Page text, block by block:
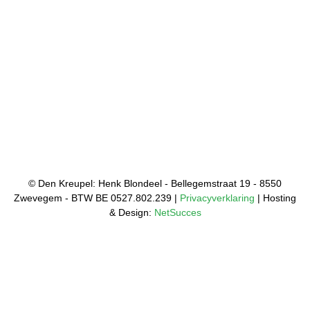
© Den Kreupel: Henk Blondeel - Bellegemstraat 19 - 8550
Zwevegem - BTW BE 0527.802.239 | Privacyverklaring | Hosting
& Design: NetSucces